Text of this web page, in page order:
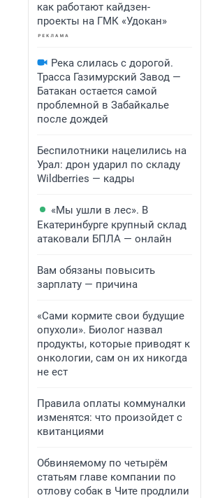
как работают кайдзен-
проекты на ГМК «Удокан»
Река слилась с дорогой.
Трасса Газимурский Завод —
Батакан остается самой
проблемной в Забайкалье
после дождей
Беспилотники нацелились на
Урал: дрон ударил по складу
Wildberries — кадры
«Мы ушли в лес». В
Екатеринбурге крупный склад
атаковали БПЛА — онлайн
Вам обязаны повысить
зарплату — причина
«Сами кормите свои будущие
опухоли». Биолог назвал
продукты, которые приводят к
онкологии, сам он их никогда
не ест
Правила оплаты коммуналки
изменятся: что произойдет с
квитанциями
Обвиняемому по четырём
статьям главе компании по
отлову собак в Чите продлили